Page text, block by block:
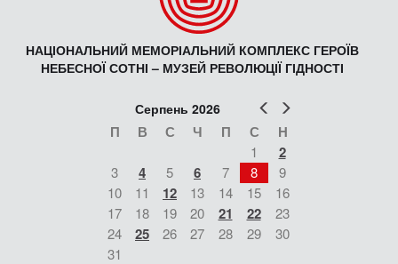
НАЦІОНАЛЬНИЙ МЕМОРІАЛЬНИЙ КОМПЛЕКС ГЕРОЇВ
НЕБЕСНОЇ СОТНІ – МУЗЕЙ РЕВОЛЮЦІЇ ГІДНОСТІ
Попер
Серпень 2026
П В С Ч П С Н
1 2
3 4 5 6 7 8
9
10
11 12 13 14 15
16
17
18 19 20 21 22
23
24
25 26 27 28 29
30
31